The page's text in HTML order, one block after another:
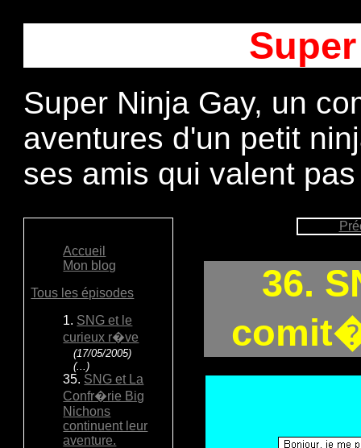
Super Ninja Gay, un
aventures d'un petit
ses amis qui valent
Accueil
Mon blog
Tous les épisodes
1. SNG et le
curieux r�ve
(17/05/2005)
(...)
35. SNG et La
Confr�rie Big
Nichons
continuent leur
aventure.
36.